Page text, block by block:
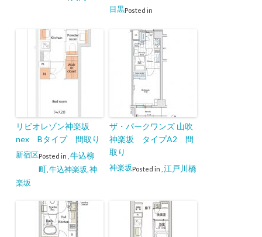
Posted in
目黒
リビオレゾン神楽坂
nex Bタイプ 間取り
Posted in
新宿区
牛込柳
町 牛込神楽坂 神
楽坂
ザ・パークワンズ 山吹
神楽坂 タイプA2 間
取り
Posted in
神楽坂 江戸川橋